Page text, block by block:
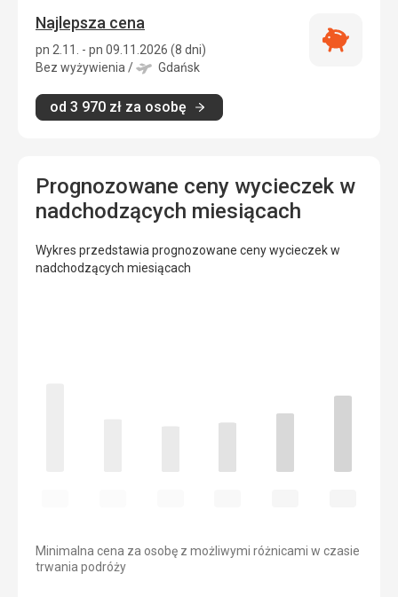
Najlepsza cena
pn 2.11. - pn 09.11.2026 (8 dni)
Bez wyżywienia / Gdańsk
od 3 970 zł za osobę
Najlepsza
Prognozowane ceny wycieczek w
nadchodzących miesiącach
Wykres przedstawia prognozowane ceny wycieczek w
nadchodzących miesiącach
Minimalna cena za osobę z możliwymi różnicami w czasie
trwania podróży